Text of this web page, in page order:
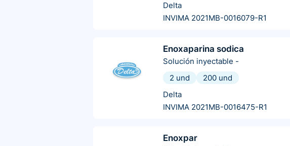
Delta
INVIMA 2021MB-0016079-R1
Enoxaparina sodica
Solución inyectable -
2 und
200 und
Delta
INVIMA 2021MB-0016475-R1
Enoxpar